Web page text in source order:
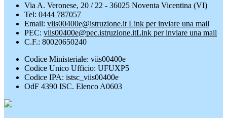
Via A. Veronese, 20 / 22 - 36025 Noventa Vicentina (VI)
Tel: 0444 787057
Email: viis00400e@istruzione.it Link per inviare una mail
PEC: viis00400e@pec.istruzione.itLink per inviare una mail
C.F.: 80020650240
Codice Ministeriale: viis00400e
Codice Unico Ufficio: UFUXP5
Codice IPA: istsc_viis00400e
OdF 4390 ISC. Elenco A0603